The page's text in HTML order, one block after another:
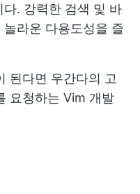
. 강력한 검색 및 바
라운 다용도성을 즐
된다면 우간다의 고
요청하는 Vim 개발